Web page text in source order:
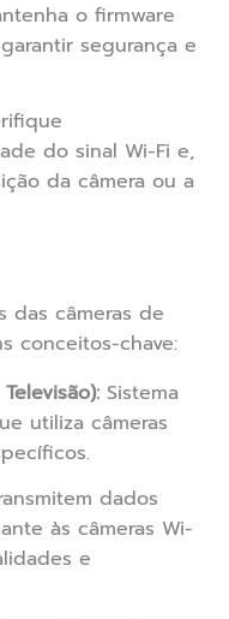
o firmware
segurança e
do sinal Wi-Fi e,
da câmera ou a
das câmeras de
conceitos-chave:
Sistema
utiliza câmeras
dados
às câmeras Wi-
e